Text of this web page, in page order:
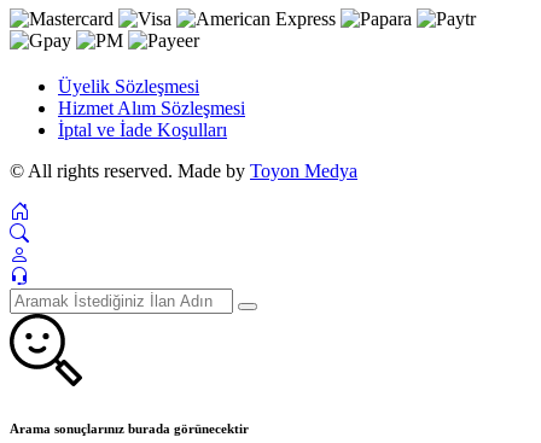
Üyelik Sözleşmesi
Hizmet Alım Sözleşmesi
İptal ve İade Koşulları
© All rights reserved. Made by Toyon Medya
Arama sonuçlarınız burada görünecektir